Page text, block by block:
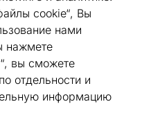
cookie“, Вы
нами
нажмете
вы сможете
отдельности и
информацию
слайду 1
к слайду 2
к слайду 3
Перейти к слайду 4
Перейти к слайду 5
Перейти к слайду 6
Перейти к слайду 7
похожие